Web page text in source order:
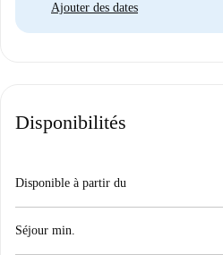
Ajouter des dates
Disponibilités
Disponible à partir du
Séjour min.